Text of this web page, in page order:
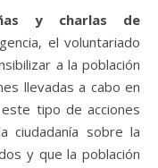
y charlas de
el voluntariado
a la población
llevadas a cabo en
tipo de acciones
ciudadanía sobre la
y que la población